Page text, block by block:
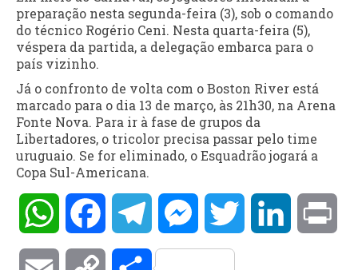
preparação nesta segunda-feira (3), sob o comando
do técnico Rogério Ceni. Nesta quarta-feira (5),
véspera da partida, a delegação embarca para o
país vizinho.
Já o confronto de volta com o Boston River está
marcado para o dia 13 de março, às 21h30, na Arena
Fonte Nova. Para ir à fase de grupos da
Libertadores, o tricolor precisa passar pelo time
uruguaio. Se for eliminado, o Esquadrão jogará a
Copa Sul-Americana.
WhatsAppFacebookTelegramMessengerTwitter LinkedIn